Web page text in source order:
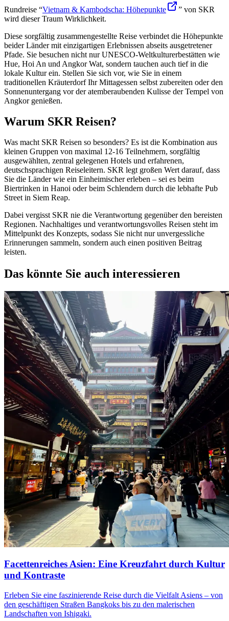
Rundreise “Vietnam & Kambodscha: Höhepunkte
” von SKR
wird dieser Traum Wirklichkeit.
Diese sorgfältig zusammengestellte Reise verbindet die Höhepunkte
beider Länder mit einzigartigen Erlebnissen abseits ausgetretener
Pfade. Sie besuchen nicht nur UNESCO-Weltkulturerbestätten wie
Hue, Hoi An und Angkor Wat, sondern tauchen auch tief in die
lokale Kultur ein. Stellen Sie sich vor, wie Sie in einem
traditionellen Kräuterdorf Ihr Mittagessen selbst zubereiten oder den
Sonnenuntergang vor der atemberaubenden Kulisse der Tempel von
Angkor genießen.
Warum SKR Reisen?
Was macht SKR Reisen so besonders? Es ist die Kombination aus
kleinen Gruppen von maximal 12-16 Teilnehmern, sorgfältig
ausgewählten, zentral gelegenen Hotels und erfahrenen,
deutschsprachigen Reiseleitern. SKR legt großen Wert darauf, dass
Sie die Länder wie ein Einheimischer erleben – sei es beim
Biertrinken in Hanoi oder beim Schlendern durch die lebhafte Pub
Street in Siem Reap.
Dabei vergisst SKR nie die Verantwortung gegenüber den bereisten
Regionen. Nachhaltiges und verantwortungsvolles Reisen steht im
Mittelpunkt des Konzepts, sodass Sie nicht nur unvergessliche
Erinnerungen sammeln, sondern auch einen positiven Beitrag
leisten.
Das könnte Sie auch interessieren
Facettenreiches Asien: Eine Kreuzfahrt durch Kultur
und Kontraste
Erleben Sie eine faszinierende Reise durch die Vielfalt Asiens – von
den geschäftigen Straßen Bangkoks bis zu den malerischen
Landschaften von Ishigaki.